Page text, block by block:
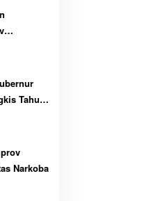
Tahun
Narkoba